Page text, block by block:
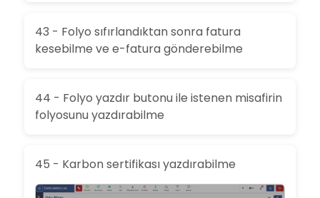
43 - Folyo sıfırlandıktan sonra fatura
kesebilme ve e-fatura gönderebilme
44 - Folyo yazdır butonu ile istenen misafirin
folyosunu yazdırabilme
45 - Karbon sertifikası yazdırabilme